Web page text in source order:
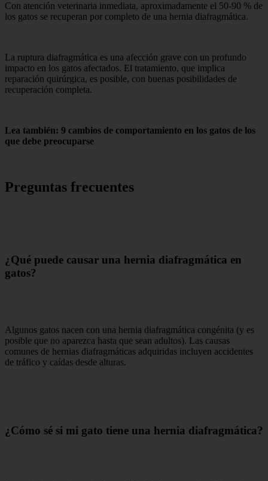
Con atención veterinaria inmediata, aproximadamente el 50-90 % de
los gatos se recuperan por completo de una hernia diafragmática.
La ruptura diafragmática es una afección grave con un profundo
impacto en los gatos afectados. El tratamiento, que implica
reparación quirúrgica, es posible, con buenas posibilidades de
recuperación completa.
Lea también: 9 cambios de comportamiento en los gatos de los
que debe preocuparse
Preguntas frecuentes
¿Qué puede causar una hernia diafragmática en
gatos?
Algunos gatos nacen con una hernia diafragmática congénita (y es
posible que no aparezca hasta que sean adultos). Las causas
comunes de hernias diafragmáticas adquiridas incluyen accidentes
de tráfico y caídas desde alturas.
¿Cómo sé si mi gato tiene una hernia diafragmática?